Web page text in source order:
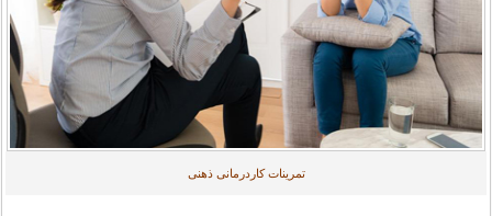
تمرینات کاردرمانی ذهنی